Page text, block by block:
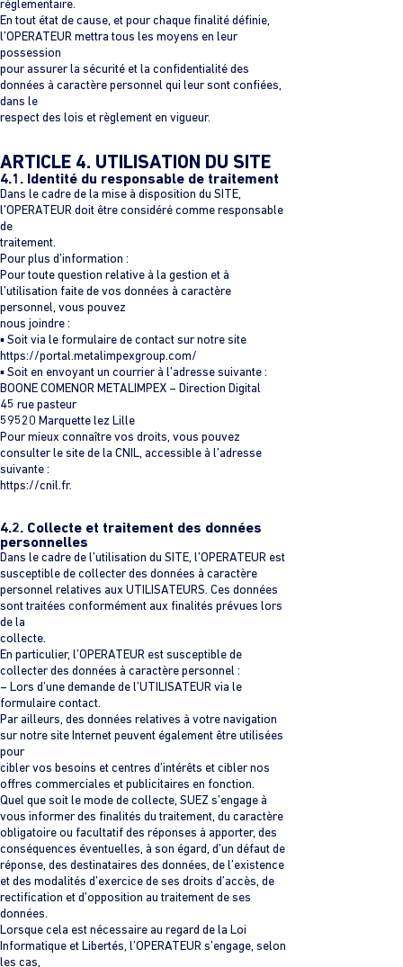
réglementaire.
En tout état de cause, et pour chaque finalité définie,
l’OPERATEUR mettra tous les moyens en leur
possession
pour assurer la sécurité et la confidentialité des
données à caractère personnel qui leur sont confiées,
dans le
respect des lois et règlement en vigueur.
ARTICLE 4. UTILISATION DU SITE
4.1. Identité du responsable de traitement
Dans le cadre de la mise à disposition du SITE,
l’OPERATEUR doit être considéré comme responsable
de
traitement.
Pour plus d’information :
Pour toute question relative à la gestion et à
l’utilisation faite de vos données à caractère
personnel, vous pouvez
nous joindre :
▪ Soit via le formulaire de contact sur notre site
https://portal.metalimpexgroup.com/
▪ Soit en envoyant un courrier à l’adresse suivante :
BOONE COMENOR METALIMPEX – Direction Digital
45 rue pasteur
59520 Marquette lez Lille
Pour mieux connaître vos droits, vous pouvez
consulter le site de la CNIL, accessible à l’adresse
suivante :
https://cnil.fr.
4.2. Collecte et traitement des données
personnelles
Dans le cadre de l’utilisation du SITE, l’OPERATEUR est
susceptible de collecter des données à caractère
personnel relatives aux UTILISATEURS. Ces données
sont traitées conformément aux finalités prévues lors
de la
collecte.
En particulier, l’OPERATEUR est susceptible de
collecter des données à caractère personnel :
– Lors d’une demande de l’UTILISATEUR via le
formulaire contact.
Par ailleurs, des données relatives à votre navigation
sur notre site Internet peuvent également être utilisées
pour
cibler vos besoins et centres d’intérêts et cibler nos
offres commerciales et publicitaires en fonction.
Quel que soit le mode de collecte, SUEZ s’engage à
vous informer des finalités du traitement, du caractère
obligatoire ou facultatif des réponses à apporter, des
conséquences éventuelles, à son égard, d’un défaut de
réponse, des destinataires des données, de l’existence
et des modalités d’exercice de ses droits d’accès, de
rectification et d’opposition au traitement de ses
données.
Lorsque cela est nécessaire au regard de la Loi
Informatique et Libertés, l’OPERATEUR s’engage, selon
les cas,